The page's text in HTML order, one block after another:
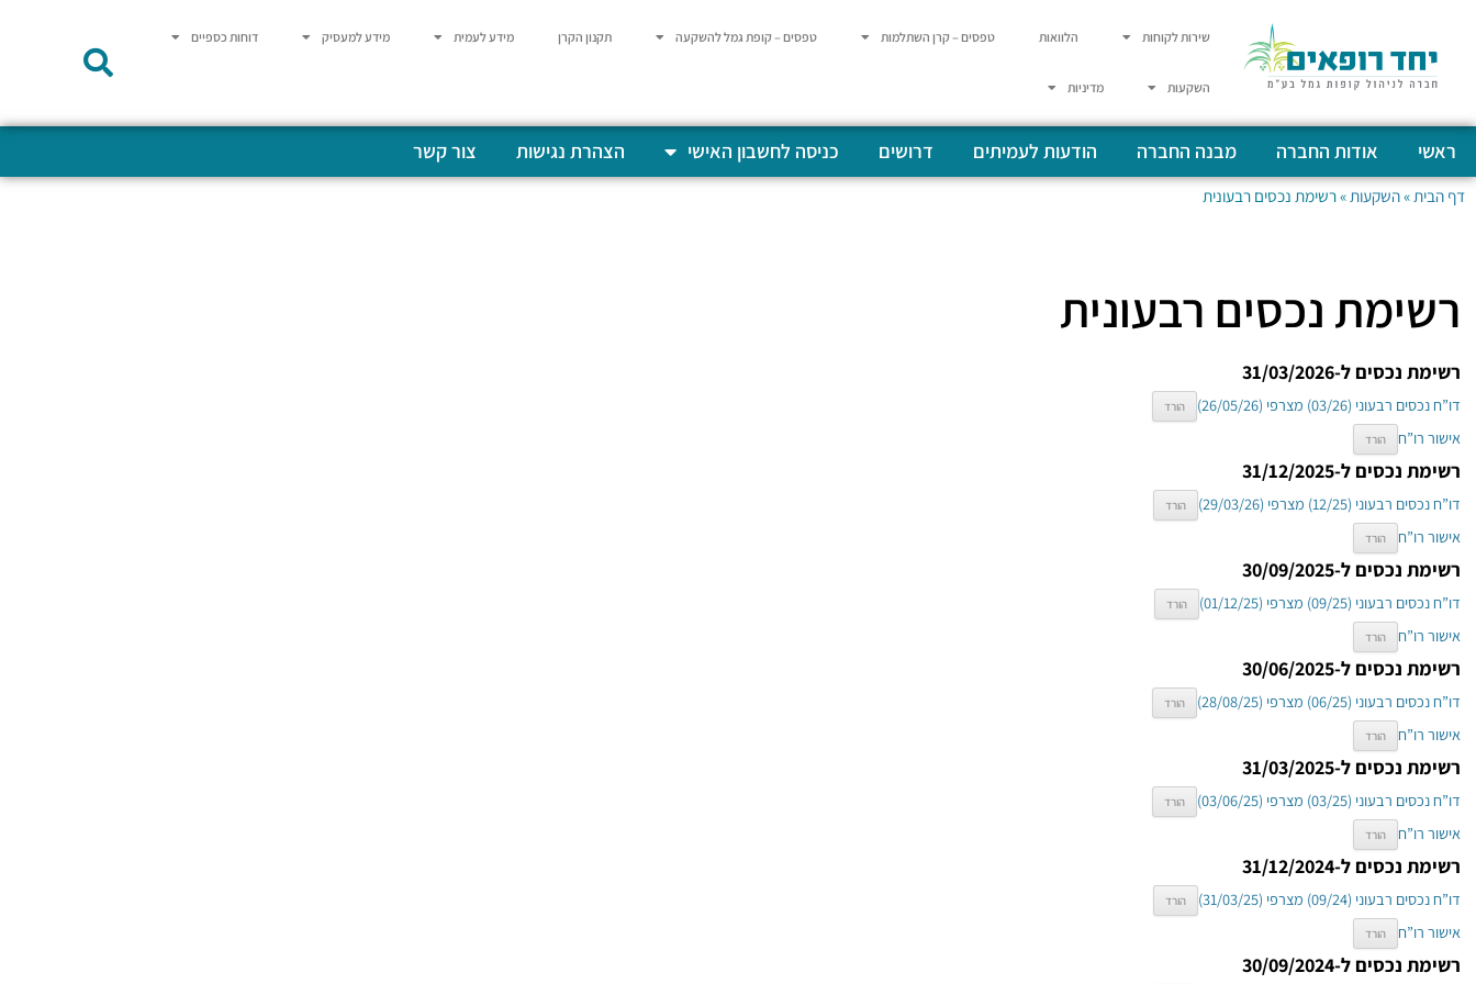
שירות לקוחות הלוואות טפסים – קרן השתלמות טפסים – קופת גמל להשקעה תקנון הקרן מידע לעמית מידע למעסיק דוחות כספיים
השקעות מדיניות
ראשי אודות החברה מבנה החברה הודעות לעמיתים דרושים כניסה לחשבון האישי הצהרת נגישות צור קשר
דף הבית »השקעות »רשימת נכסים רבעונית
רשימת נכסים רבעונית
רשימת נכסים ל-31/03/2026
דו”ח נכסים רבעוני (03/26) מצרפי (26/05/26) הורד
אישור רו”ח הורד
רשימת נכסים ל-31/12/2025
דו”ח נכסים רבעוני (12/25) מצרפי (29/03/26) הורד
אישור רו”ח הורד
רשימת נכסים ל-30/09/2025
דו”ח נכסים רבעוני (09/25) מצרפי (01/12/25) הורד
אישור רו”ח הורד
רשימת נכסים ל-30/06/2025
דו”ח נכסים רבעוני (06/25) מצרפי (28/08/25) הורד
אישור רו”ח הורד
רשימת נכסים ל-31/03/2025
דו”ח נכסים רבעוני (03/25) מצרפי (03/06/25) הורד
אישור רו”ח הורד
רשימת נכסים ל-31/12/2024
דו”ח נכסים רבעוני (09/24) מצרפי (31/03/25) הורד
אישור רו”ח הורד
רשימת נכסים ל-30/09/2024